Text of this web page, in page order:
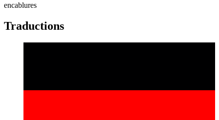
encablures
Traductions